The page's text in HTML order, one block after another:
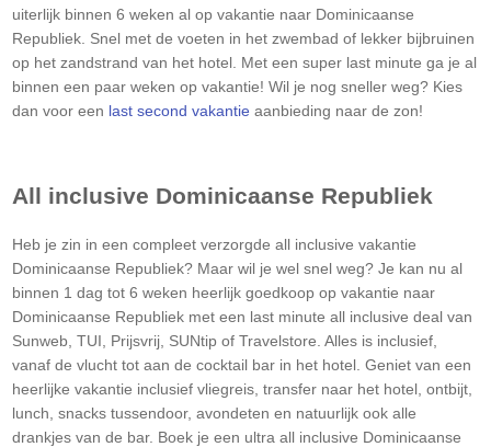
uiterlijk binnen 6 weken al op vakantie naar Dominicaanse
Republiek . Snel met de voeten in het zwembad of lekker bijbruinen
op het zandstrand van het hotel. Met een super last minute ga je al
binnen een paar weken op vakantie! Wil je nog sneller weg? Kies
dan voor een last second vakantie aanbieding naar de zon!
All inclusive Dominicaanse Republiek
Heb je zin in een compleet verzorgde all inclusive vakantie
Dominicaanse Republiek? Maar wil je wel snel weg? Je kan nu al
binnen 1 dag tot 6 weken heerlijk goedkoop op vakantie naar
Dominicaanse Republiek met een last minute all inclusive deal van
Sunweb, TUI, Prijsvrij, SUNtip of Travelstore. Alles is inclusief,
vanaf de vlucht tot aan de cocktail bar in het hotel. Geniet van een
heerlijke vakantie inclusief vliegreis, transfer naar het hotel, ontbijt,
lunch, snacks tussendoor, avondeten en natuurlijk ook alle
drankjes van de bar. Boek je een ultra all inclusive Dominicaanse